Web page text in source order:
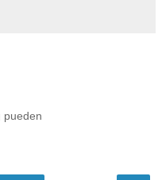
pueden